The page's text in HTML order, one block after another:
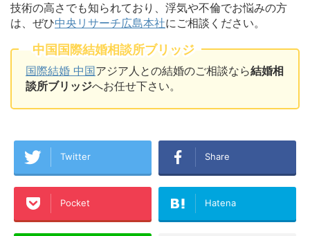
技術の高さでも知られており、浮気や不倫でお悩みの方
は、ぜひ中央リサーチ広島本社にご相談ください。
中国国際結婚相談所ブリッジ
国際結婚 中国アジア人との結婚のご相談なら結婚相
談所ブリッジへお任せ下さい。
Twitter Share
Pocket Hatena